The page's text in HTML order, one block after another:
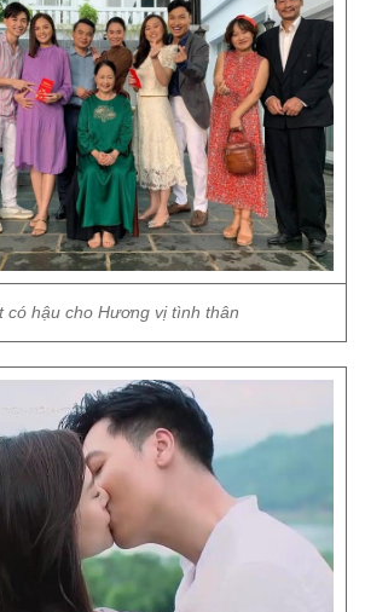
có hậu cho Hương vị tình thân